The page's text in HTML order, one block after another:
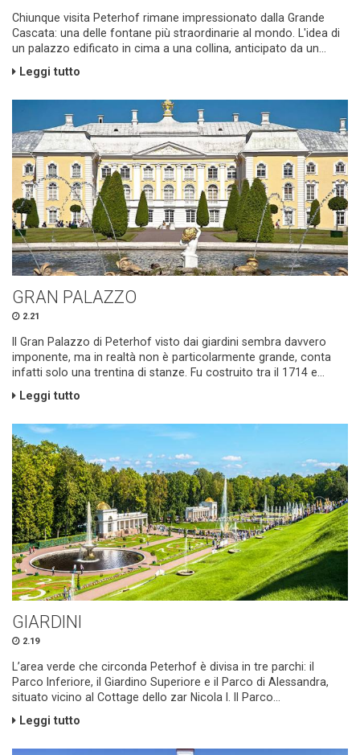
Chiunque visita Peterhof rimane impressionato dalla Grande
Cascata: una delle fontane più straordinarie al mondo. L'idea di
un palazzo edificato in cima a una collina, anticipato da un...
Leggi tutto
GRAN PALAZZO
2.21
Il Gran Palazzo di Peterhof visto dai giardini sembra davvero
imponente, ma in realtà non è particolarmente grande, conta
infatti solo una trentina di stanze. Fu costruito tra il 1714 e...
Leggi tutto
GIARDINI
2.19
L’area verde che circonda Peterhof è divisa in tre parchi: il
Parco Inferiore, il Giardino Superiore e il Parco di Alessandra,
situato vicino al Cottage dello zar Nicola I. Il Parco...
Leggi tutto